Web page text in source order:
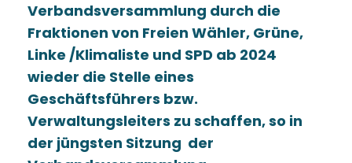
Verbandsversammlung durch die
Fraktionen von Freien Wähler, Grüne,
Linke /Klimaliste und SPD ab 2024
wieder die Stelle eines
Geschäftsführers bzw.
Verwaltungsleiters zu schaffen, so in
der jüngsten Sitzung der